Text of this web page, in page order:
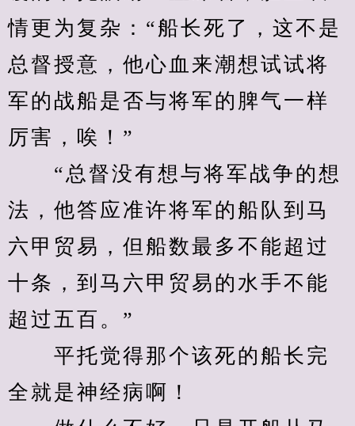
情更为复杂：“船长死了，这不是
总督授意，他心血来潮想试试将
军的战船是否与将军的脾气一样
厉害，唉！”
“总督没有想与将军战争的想
法，他答应准许将军的船队到马
六甲贸易，但船数最多不能超过
十条，到马六甲贸易的水手不能
超过五百。”
平托觉得那个该死的船长完
全就是神经病啊！